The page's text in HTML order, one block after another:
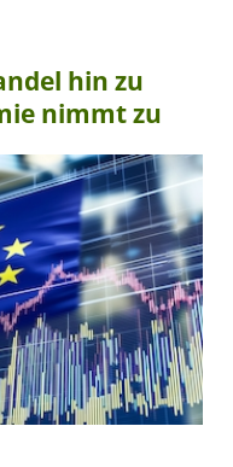
hin zu
nimmt zu